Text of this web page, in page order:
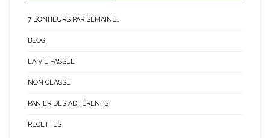
7 BONHEURS PAR SEMAINE…
BLOG
LA VIE PASSÉE
NON CLASSÉ
PANIER DES ADHÉRENTS
RECETTES